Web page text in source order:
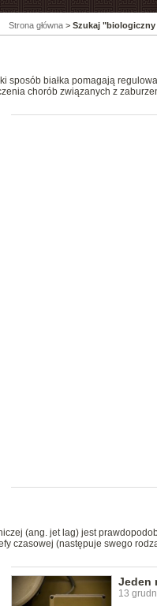
Strona główna > Szukaj
sposób białka pomagają
chorób związanych z
(ang. jet lag) jest
czasowej (następuje swego
Jeden
13